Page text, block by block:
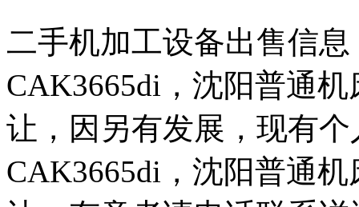
二手机加工设备出售信
CAK3665di，沈阳普通
让，因另有发展，现有
CAK3665di，沈阳普通